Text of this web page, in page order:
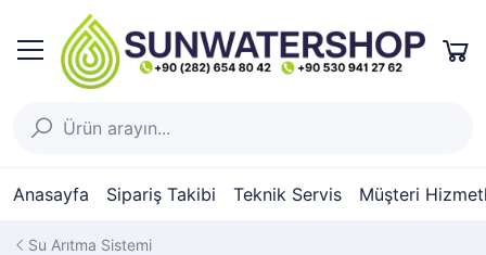
Anasayfa Sipariş Takibi Teknik Servis Müşteri
Su Arıtma Sistemi